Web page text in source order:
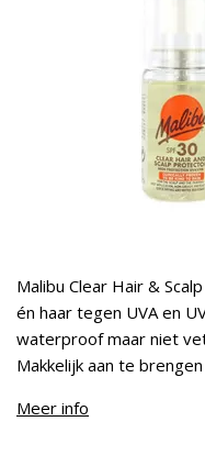
Malibu Clear Hair &
én haar tegen UVA en
waterproof maar niet
Makkelijk aan te
Meer info